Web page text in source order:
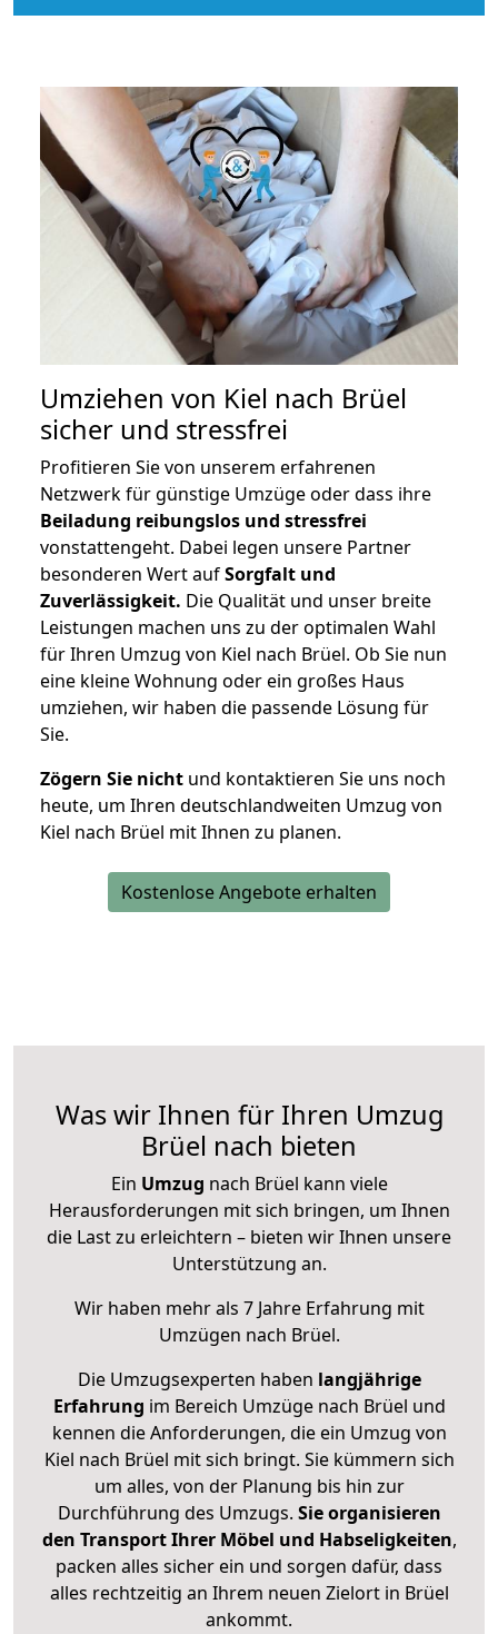
Umziehen von Kiel nach Brüel
sicher und stressfrei
Profitieren Sie von unserem erfahrenen
Netzwerk für günstige Umzüge oder dass ihre
Beiladung reibungslos und stressfrei
vonstattengeht. Dabei legen unsere Partner
besonderen Wert aufSorgfalt und
Zuverlässigkeit. Die Qualität und unser breite
Leistungen machen uns zu der optimalen Wahl
für Ihren Umzug von Kiel nach Brüel. Ob Sie nun
eine kleine Wohnung oder ein großes Haus
umziehen, wir haben die passende Lösung für
Sie.
Zögern Sie nicht und kontaktieren Sie uns noch
heute, um Ihren deutschlandweiten Umzug von
Kiel nach Brüel mit Ihnen zu planen.
Kostenlose Angebote erhalten
Was wir Ihnen für Ihren Umzug
Brüel nach bieten
Ein Umzug nach Brüel kann viele
Herausforderungen mit sich bringen, um Ihnen
die Last zu erleichtern – bieten wir Ihnen unsere
Unterstützung an.
Wir haben mehr als 7 Jahre Erfahrung mit
Umzügen nach Brüel.
Die Umzugsexperten haben langjährige
Erfahrung im Bereich Umzüge nach Brüel und
kennen die Anforderungen, die ein Umzug von
Kiel nach Brüel mit sich bringt. Sie kümmern sich
um alles, von der Planung bis hin zur
Durchführung des Umzugs. Sie organisieren
den Transport Ihrer Möbel und Habseligkeiten,
packen alles sicher ein und sorgen dafür, dass
alles rechtzeitig an Ihrem neuen Zielort in Brüel
ankommt.